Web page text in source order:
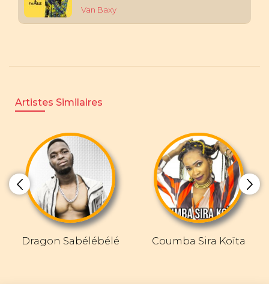
Van Baxy
Artistes Similaires
Dragon Sabélébélé Coumba Sira Koïta